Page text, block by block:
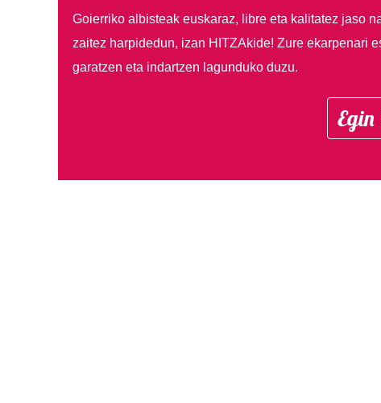
Goierriko albisteak euskaraz, libre eta kalitatez jaso
zaitez harpidedun, izan HITZAkide! Zure ekarpenari
garatzen eta indartzen lagunduko duzu.